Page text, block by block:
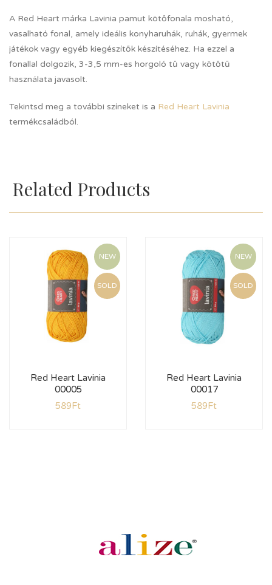
A Red Heart márka Lavinia pamut kötőfonala mosható,
vasalható fonal, amely ideális konyharuhák, ruhák, gyermek
játékok vagy egyéb kiegészítők készítéséhez. Ha ezzel a
fonallal dolgozik, 3-3,5 mm-es horgoló tű vagy kötőtű
használata javasolt.
Tekintsd meg a további színeket is a Red Heart Lavinia
termékcsaládból.
Related Products
NEW
SOLD
Red Heart Lavinia
00005
589Ft
NEW
SOLD
Red Heart Lavinia
00017
589Ft